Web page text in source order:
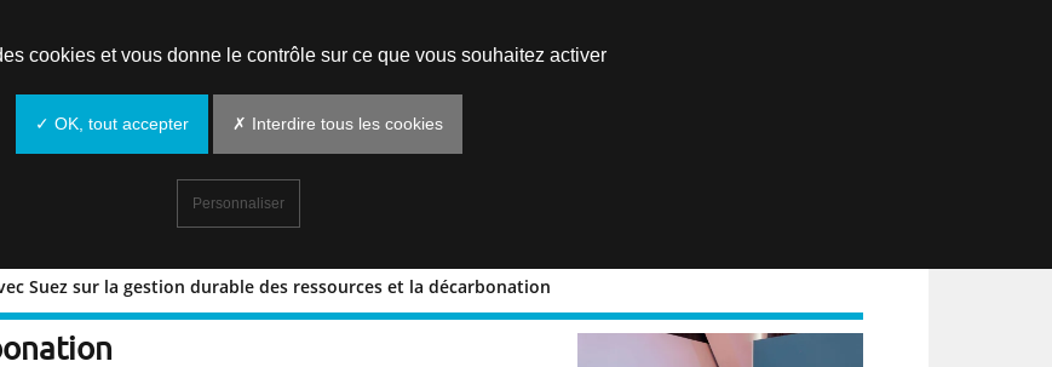
Suez sur la gestion durable des ressources et la décarbonation
ans avec Suez sur la gestion durable
cookies et vous donne le contrôle sur ce que vous souhaitez activer
✓ OK, tout accepter ✗ Interdire tous les cookies
Personnaliser